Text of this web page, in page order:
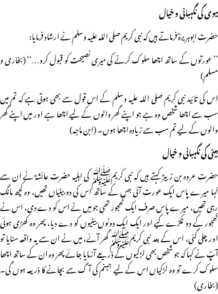
بیوی کی نگہبانی و خیال
حضرت ابوہریرہؓ فرماتے ہیں کہ نبی کریم صلی اللہ علیہ وسلم نے ارشاد فرمایا:
’’ عورتوں کے ساتھ اچھا سلوک کرنے کی میری نصیحت کو قبول کرو…‘‘ (بخاری و
مسلم)
اس کی تائید نبی کریم صلی اللہ علیہ وسلم کے اس قول سے بھی ہوتی ہے کہ تم میں
سب سے اچھا شخص وہ ہے جو اپنے گھر والوں کے لیے اچھا ہے اور میں اپنے گھر
والوں کے لیے تم سب سے زیادہ اچھا ہوں۔ (ابن ماجہ)
بیٹی کی نگہبانی و خیال
حضرت عروہ بن زبیرؓ کہتے ہیں کہ نبی کریمﷺ کی اہلیہ حضرت عائشہؓ نے ان سے
کہا میرے پاس ایک عورت آئی جس کے ساتھ اس کی دو بیٹیاں تھیں، وہ کچھ مانگ
رہی تھیں، میرے پاس صرف ایک کھجور تھی جو میں نے اس کو دے دی، اس نے
کھجور کے دو ٹکڑے کیے اور ایک ایک دونوں بیٹیوں کو دے دیا، پھر وہ کھڑی ہوئی
اور چلی گئی، اس کے بعد نبی کریمﷺ گھر آئے، میں نے ان سے یہ واقعہ سنایا تو
آپؐ نے کہا کہ جو شخص بھی لڑکیوں کے ذریعے آزمایا جائے پھر وہ ان کے ساتھ اچھا
سلوک کرے تو وہ لڑکیاں اس کے لیے جہنم کی آگ سے بچانے کا ذریعہ ہوں گی۔
(بخاری)